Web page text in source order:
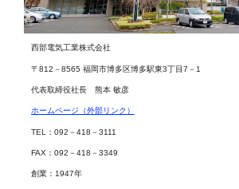
西部電気工業株式会社
〒812－8565 福岡市博多区博多駅東3丁目7－1
代表取締役社長 熊本 敏彦
ホームページ（外部リンク）
TEL：092－418－3111
FAX：092－418－3349
創業：1947年